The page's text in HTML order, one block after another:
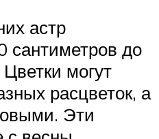
астр
сантиметров до
могут
расцветок, а
Эти